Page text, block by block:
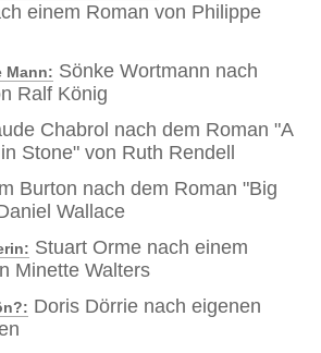
einem Roman von Philippe
Mann: Sönke Wortmann nach
Ralf König
Chabrol nach dem Roman "A
Stone" von Ruth Rendell
Burton nach dem Roman "Big
Wallace
Stuart Orme nach einem
Minette Walters
Doris Dörrie nach eigenen